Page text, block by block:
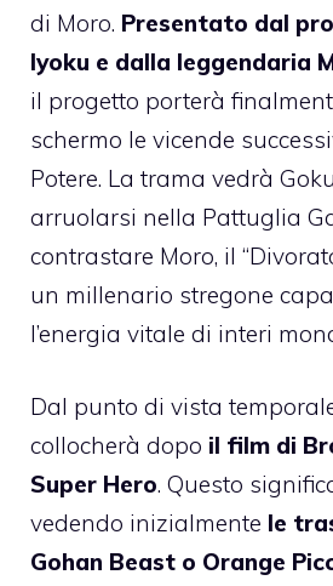
di Moro. Presentato dal
Iyoku e dalla leggendaria
il progetto porterà
schermo le vicende
Potere. La trama vedrà
arruolarsi nella Pattuglia
contrastare Moro, il
un millenario stregone
l’energia vitale di interi
Dal punto di vista
collocherà dopo il film di
Super Hero. Questo
vedendo inizialmente le
Gohan Beast o Orange